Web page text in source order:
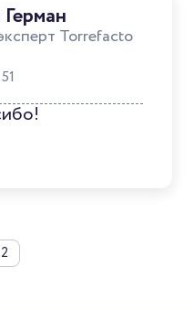
Torrefacto
2